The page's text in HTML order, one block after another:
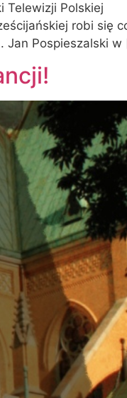
Telewizji Polskiej
robi się
Jan Pospieszalski w